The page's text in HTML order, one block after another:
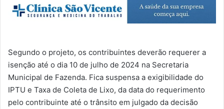
Segundo o projeto, os contribuintes deverão requerer a
isenção até o dia 10 de julho de 2024 na Secretaria
Municipal de Fazenda. Fica suspensa a exigibilidade do
IPTU e Taxa de Coleta de Lixo, da data do requerimento
pelo contribuinte até o trânsito em julgado da decisão